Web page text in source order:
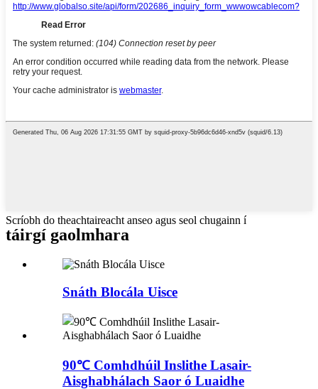
Scríobh do theachtaireacht anseo agus seol chugainn í
táirgí gaolmhara
Snáth Blocála Uisce
90℃ Comhdhúil Inslithe Lasair-
Aisghabhálach Saor ó Luaidhe